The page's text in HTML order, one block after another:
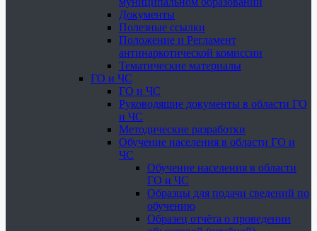
Документы
Полезные ссылки
Положение и Регламент
антинаркотической комиссии
Тематические материалы
ГО и ЧС
ГО и ЧС
Руководящие документы в области ГО
и ЧС
Методические разработки
Обучение населения в области ГО и
ЧС
Обучение населения в области
ГО и ЧС
Образцы для подачи сведений по
обучению
Образец отчёта о проведении